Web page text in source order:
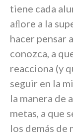
tiene cada
aﬂore a la
hacer pensar
conozca, a
reacciona (y
seguir en la
la manera de
metas, a que
los demás de